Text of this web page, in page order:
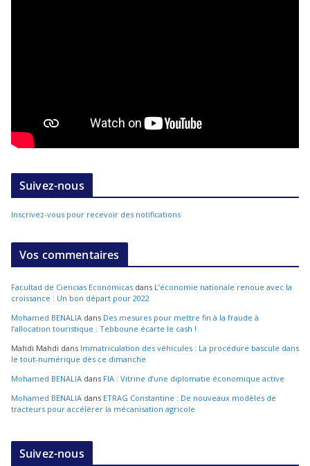
Suivez-nous
Inscrivez-vous pour recevoir des notifications
Vos commentaires
Facultad de Ciencias Económicas dans L’économie nationale renoue avec la
croissance : Un bon départ pour 2022
Mohamed BENALIA dans Des mesures pour mettre fin à la fraude à
l’allocation touristique : Tebboune écarte le cash !
Mahdi Mahdi dans Immatriculation des véhicules : La procédure bascule dans
le tout-numérique dès ce dimanche
Mohamed BENALIA dans FIA : Vitrine d’une diplomatie économique active
Mohamed BENALIA dans ETRAG Constantine : De nouveaux modèles de
tracteurs pour accélérer la mécanisation agricole
Suivez-nous